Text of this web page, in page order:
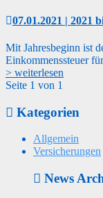
07.01.2021 | 2021
Mit Jahresbeginn ist
Einkommenssteuer
> weiterlesen
Seite 1 von 1
Kategorien
Allgemein
Versicherungen
News